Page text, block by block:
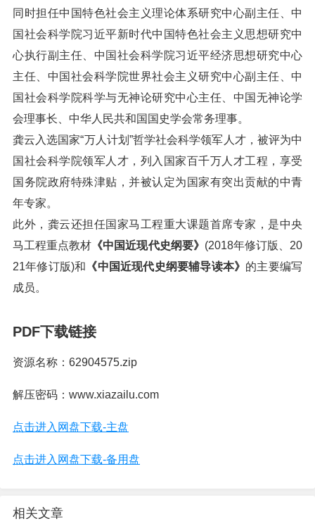
同时担任中国特色社会主义理论体系研究中心副主任、中
国社会科学院习近平新时代中国特色社会主义思想研究中
心执行副主任、中国社会科学院习近平经济思想研究中心
主任、中国社会科学院世界社会主义研究中心副主任、中
国社会科学院科学与无神论研究中心主任、中国无神论学
会理事长、中华人民共和国国史学会常务理事。
龚云入选国家“万人计划”哲学社会科学领军人才，被评为中
国社会科学院领军人才，列入国家百千万人才工程，享受
国务院政府特殊津贴，并被认定为国家有突出贡献的中青
年专家。
此外，龚云还担任国家马工程重大课题首席专家，是中央
马工程重点教材 《中国近现代史纲要》 (2018年修订版、20
21年修订版)和 《中国近现代史纲要辅导读本》 的主要编写
成员。
PDF下载链接
资源名称：62904575.zip
解压密码：www.xiazailu.com
点击进入网盘下载-主盘
点击进入网盘下载-备用盘
相关文章